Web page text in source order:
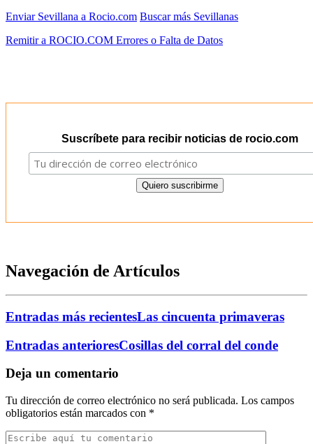
Enviar Sevillana a Rocio.com Buscar más Sevillanas
Remitir a ROCIO.COM Errores o Falta de Datos
Suscríbete para recibir noticias de rocio.com
Navegación de Artículos
Entradas más recientesLas cincuenta primaveras
Entradas anterioresCosillas del corral del conde
Deja un comentario
Tu dirección de correo electrónico no será publicada. Los campos
obligatorios están marcados con *